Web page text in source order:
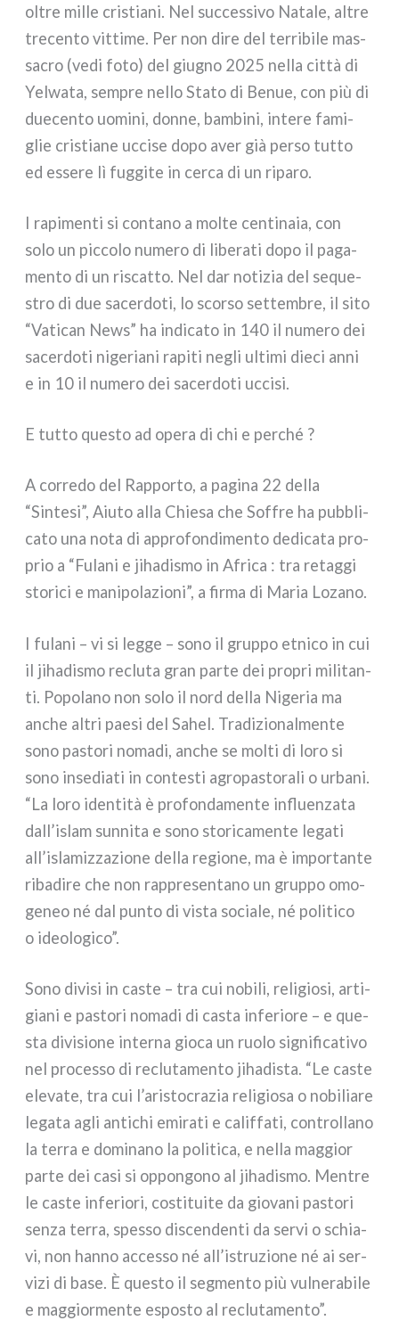
oltre mil­le cri­stia­ni. Nel suc­ces­si­vo Natale, altre
tre­cen­to vit­ti­me. Per non dire del ter­ri­bi­le mas­
sa­cro (vedi foto) del giu­gno 2025 nel­la cit­tà di
Yelwata, sem­pre nel­lo Stato di Benue, con più di
due­cen­to uomi­ni, don­ne, bam­bi­ni, inte­re fami­
glie cri­stia­ne ucci­se dopo aver già per­so tut­to
ed esse­re lì fug­gi­te in cer­ca di un ripa­ro.
I rapi­men­ti si con­ta­no a mol­te cen­ti­na­ia, con
solo un pic­co­lo nume­ro di libe­ra­ti dopo il paga­
men­to di un riscat­to. Nel dar noti­zia del seque­
stro di due sacer­do­ti, lo scor­so set­tem­bre, il sito
“Vatican News” ha indi­ca­to in 140 il nume­ro dei
sacer­do­ti nige­ria­ni rapi­ti negli ulti­mi die­ci anni
e in 10 il nume­ro dei sacer­do­ti ucci­si.
E tut­to que­sto ad ope­ra di chi e per­ché ?
A cor­re­do del Rapporto, a pagi­na 22 del­la
“Sintesi”, Aiuto alla Chiesa che Soffre ha pub­bli­
ca­to una nota di appro­fon­di­men­to dedi­ca­ta pro­
prio a “Fulani e jiha­di­smo in Africa : tra retag­gi
sto­ri­ci e mani­po­la­zio­ni”, a fir­ma di Maria Lozano.
I fula­ni – vi si leg­ge – sono il grup­po etni­co in cui
il jiha­di­smo reclu­ta gran par­te dei pro­pri mili­tan­
ti. Popolano non solo il nord del­la Nigeria ma
anche altri pae­si del Sahel. Tradizionalmente
sono pasto­ri noma­di, anche se mol­ti di loro si
sono inse­dia­ti in con­te­sti agro­pa­sto­ra­li o urba­ni.
“La loro iden­ti­tà è pro­fon­da­men­te influen­za­ta
dall’islam sun­ni­ta e sono sto­ri­ca­men­te lega­ti
all’islamizzazione del­la regio­ne, ma è impor­tan­te
riba­di­re che non rap­pre­sen­ta­no un grup­po omo­
ge­neo né dal pun­to di vista socia­le, né poli­ti­co
o ideo­lo­gi­co”.
Sono divi­si in caste – tra cui nobi­li, reli­gio­si, arti­
gia­ni e pasto­ri noma­di di casta infe­rio­re – e que­
sta divi­sio­ne inter­na gio­ca un ruo­lo signi­fi­ca­ti­vo
nel pro­ces­so di reclu­ta­men­to jiha­di­sta. “Le caste
ele­va­te, tra cui l’aristocrazia reli­gio­sa o nobi­lia­re
lega­ta agli anti­chi emi­ra­ti e calif­fa­ti, con­trol­la­no
la ter­ra e domi­na­no la poli­ti­ca, e nel­la mag­gior
par­te dei casi si oppon­go­no al jiha­di­smo. Mentre
le caste infe­rio­ri, costi­tui­te da gio­va­ni pasto­ri
sen­za ter­ra, spes­so discen­den­ti da ser­vi o schia­
vi, non han­no acces­so né all’istruzione né ai ser­
vi­zi di base. È que­sto il seg­men­to più vul­ne­ra­bi­le
e mag­gior­men­te espo­sto al reclu­ta­men­to”.